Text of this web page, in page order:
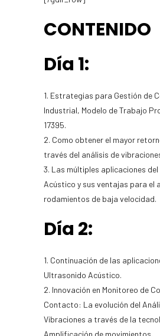
CONTENIDO
Día 1:
1. Estrategias para Gestión de
Industrial, Modelo de Trabajo
17395.
2. Como obtener el mayor
través del análisis de
3. Las múltiples aplicaciones
Acústico y sus ventajas para el
rodamientos de baja velocidad.
Día 2:
1. Continuación de las
Ultrasonido Acústico.
2. Innovación en Monitoreo de
Contacto: La evolución del
Vibraciones a través de la
Amplificación de movimientos.